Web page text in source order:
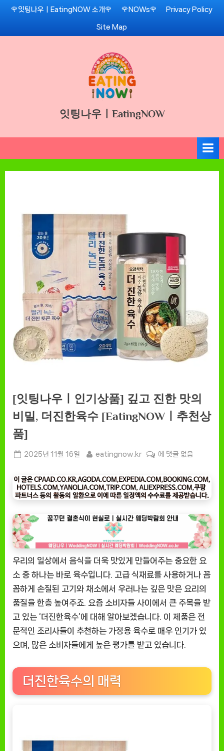
Skip
content
🌹잇팅나우ㅣEatingNOW 소개🌹 🌹NOWs🌹 Privacy Policy
Site Map
잇팅나우ㅣEatingNOW
[잇팅나우ㅣ인기상품] 깊고 진한 맛의
비밀, 더진한육수 [EatingNOWㅣ추천상
품]
Posted
2025년 11월 16일 By
eatingnow.kr
[잇
나
우
ㅣ
인
품]
깊
고
진
한
의
비
밀,
육
에 댓글 없음
우리의 일상에서 음식을 더욱 맛있게 만들어주는 중요한 요
소 중 하나는 바로 육수입니다. 고급 식재료를 사용하거나 꼼
꼼하게 손질된 고기와 채소에서 우러나는 깊은 맛은 요리의
품질을 한층 높여주죠. 요즘 소비자들 사이에서 큰 주목을 받
고 있는 ‘더진한육수’에 대해 알아보겠습니다. 이 제품은 전
문적인 조리사들이 추천하는 가정용 육수로 매우 인기가 있
으며, 많은 소비자들에게 높은 평가를 받고 있습니다.
더진한육수의 매력